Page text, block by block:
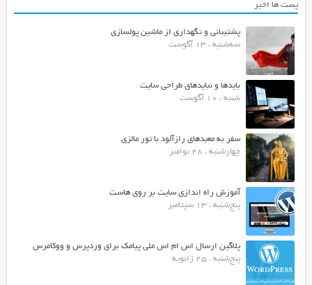
پست ها اخیر
پشتیبانی و نگهداری از ماشین پولسازی
سه‌شنبه ، 13 آگوست
بایدها و نبایدهای طراحی سایت
شنبه ، 10 آگوست
سفر به معبدهای رازآلود با تور مالزی
چهارشنبه ، 28 نوامبر
آموزش راه اندازی سایت بر روی هاست
پنج‌شنبه ، 13 سپتامبر
پلاگین ارسال اس ام اس ملی پیامک برای وردپرس و ووکامرس
پنج‌شنبه ، 25 ژانویه